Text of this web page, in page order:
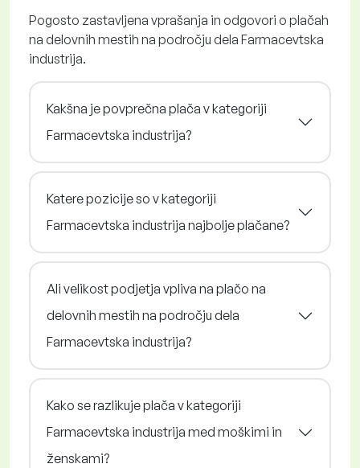
Pogosto zastavljena vprašanja in odgovori o plačah
na delovnih mestih na področju dela Farmacevtska
industrija.
Kakšna je povprečna plača v kategoriji
Farmacevtska industrija?
Katere pozicije so v kategoriji
Farmacevtska industrija najbolje plačane?
Ali velikost podjetja vpliva na plačo na
delovnih mestih na področju dela
Farmacevtska industrija?
Kako se razlikuje plača v kategoriji
Farmacevtska industrija med moškimi in
ženskami?